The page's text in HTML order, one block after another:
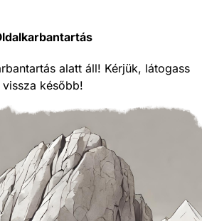
alatt áll! Kérjük, látogass
vissza később!